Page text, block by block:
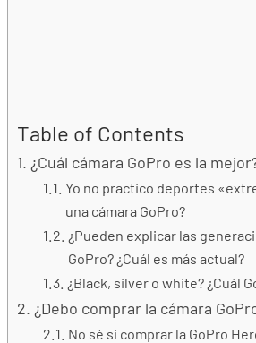
Table of Contents
¿Cuál cámara GoPro es la
Yo no practico deportes
una cámara GoPro?
¿Pueden explicar las
GoPro? ¿Cuál es más actual?
¿Black, silver o white? ¿Cuál
¿Debo comprar la cámara
No sé si comprar la GoPro